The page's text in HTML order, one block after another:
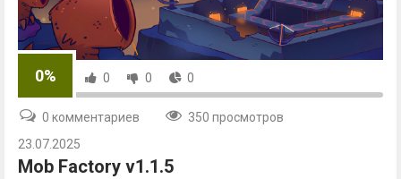
0% 0 0 0
0 комментариев
350 просмотров
23.07.2025
Mob Factory v1.1.5